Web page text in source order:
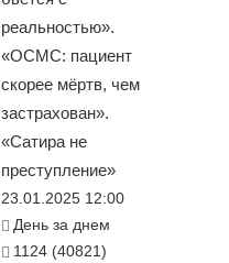
реальностью».
«ОСМС: пациент
скорее мёртв, чем
застрахован».
«Сатира не
преступление»
23.01.2025 12:00
День за днем
1124 (40821)